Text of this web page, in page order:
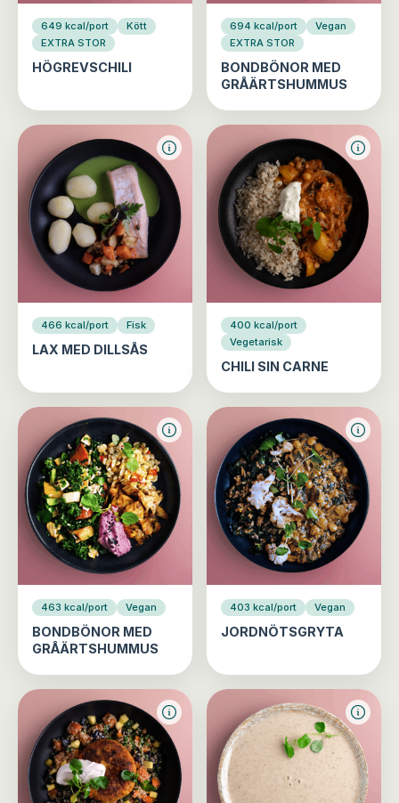
649 kcal/port
Kött
EXTRA STOR
HÖGREVSCHILI
694 kcal/port
Vegan
EXTRA STOR
BONDBÖNOR MED
GRÅÄRTSHUMMUS
466 kcal/port Fisk
LAX MED DILLSÅS
400 kcal/port
Vegetarisk
CHILI SIN CARNE
463 kcal/port Vegan
BONDBÖNOR MED
GRÅÄRTSHUMMUS
403 kcal/port Vegan
JORDNÖTSGRYTA